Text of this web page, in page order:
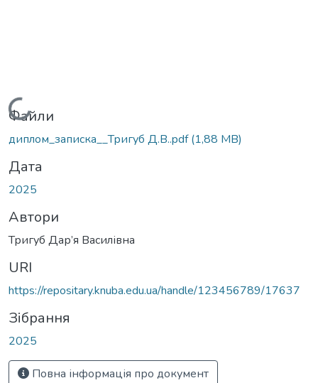
Вантажиться...
Файли
диплом_записка__Тригуб Д.В..pdf(1,88 MB)
Дата
2025
Автори
Тригуб Дар’я Василівна
URI
https://repositary.knuba.edu.ua/handle/123456789/17637
Зібрання
2025
Повна інформація про документ